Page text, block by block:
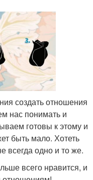
создать отношения
нас понимать и
готовы к этому и
быть мало. Хотеть
всегда одно и то же.
всего нравится, и